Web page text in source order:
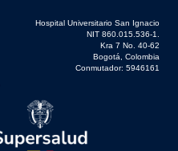
Hospital Universitario San Ignacio
NIT 860.015.536-1.
Kra 7 No. 40-62
Bogotá, Colombia
Conmutador: 5946161